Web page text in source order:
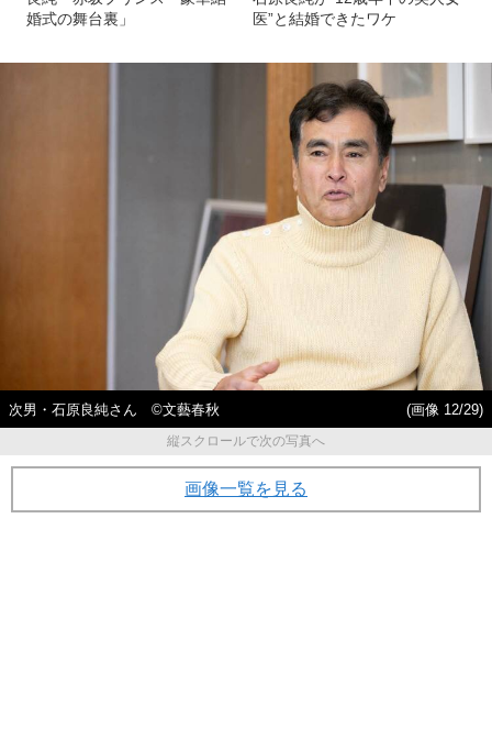
婚式の舞台裏」
医”と結婚できたワケ
次男・石原良純さん ©文藝春秋
(画像 12/29)
縦スクロールで次の写真へ
画像一覧を見る